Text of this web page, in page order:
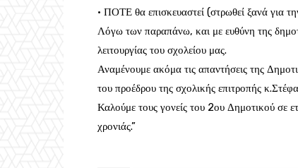
· ΠΟΤΕ θα επισκευαστεί (στρωθεί ξανά για
Λόγω των παραπάνω, και με ευθύνη της
λειτουργίας του σχολείου μας.
Αναμένουμε ακόμα τις απαντήσεις της
του προέδρου της σχολικής επιτροπής
Καλούμε τους γονείς του 2ου Δημοτικού σε
χρονιάς.”